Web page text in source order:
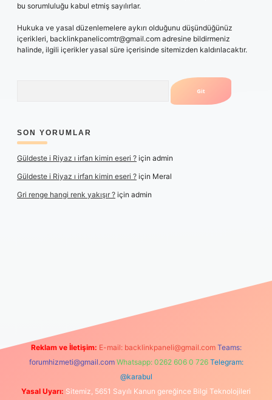
bu sorumluluğu kabul etmiş sayılırlar.
Hukuka ve yasal düzenlemelere aykırı olduğunu düşündüğünüz
içerikleri, backlinkpanelicomtr@gmail.com adresine bildirmeniz
halinde, ilgili içerikler yasal süre içerisinde sitemizden kaldırılacaktır.
SON YORUMLAR
Güldeste i Riyaz ı irfan kimin eseri ? için admin
Güldeste i Riyaz ı irfan kimin eseri ? için Meral
Gri renge hangi renk yakışır ? için admin
Reklam ve İletişim: E-mail: backlinkpaneli@gmail.com Teams:
forumhizmeti@gmail.com Whatsapp: 0262 606 0 726 Telegram:
@karabul
Yasal Uyarı: Sitemiz, 5651 Sayılı Kanun gereğince Bilgi Teknolojileri